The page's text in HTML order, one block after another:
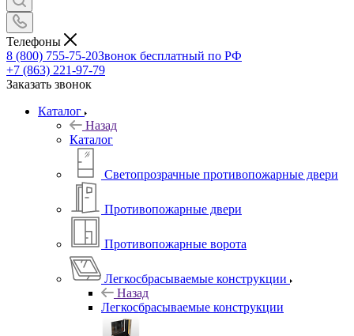
Телефоны
8 (800) 755-75-20Звонок бесплатный по РФ
+7 (863) 221-97-79
Заказать звонок
Каталог
Назад
Каталог
Светопрозрачные противопожарные двери
Противопожарные двери
Противопожарные ворота
Легкосбрасываемые конструкции
Назад
Легкосбрасываемые конструкции